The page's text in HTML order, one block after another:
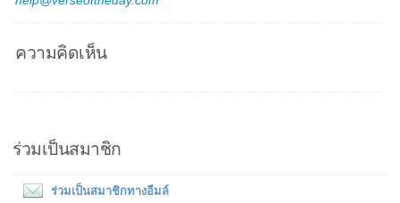
ความคิดเห็น
ร่วมเป็นสมาชิก
ร่วมเป็นสมาชิกทางอีมล์